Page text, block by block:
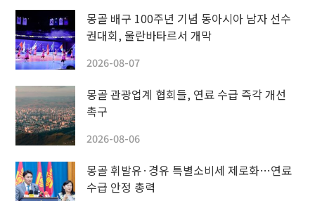
몽골 배구 100주년 기념 동아시아 남자 선수
권대회, 울란바타르서 개막
2026-08-07
몽골 관광업계 협회들, 연료 수급 즉각 개선
촉구
2026-08-06
몽골 휘발유·경유 특별소비세 제로화…연료
수급 안정 총력